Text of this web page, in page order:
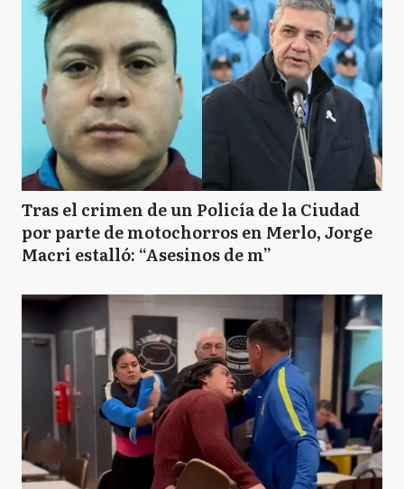
Tras el crimen de un Policía de la Ciudad
por parte de motochorros en Merlo, Jorge
Macri estalló: “Asesinos de m”